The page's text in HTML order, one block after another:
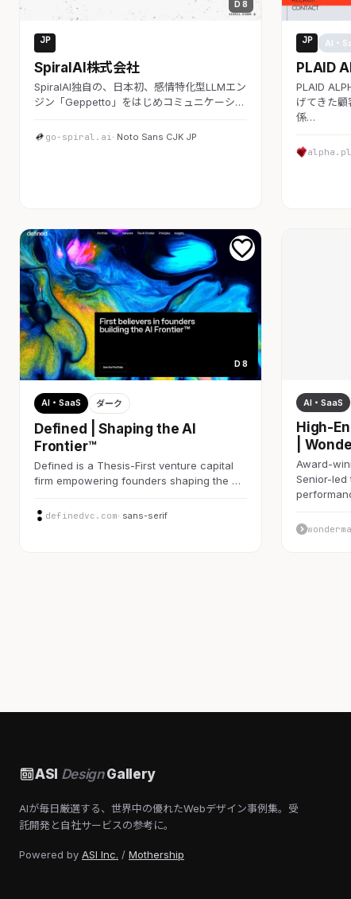
D 8
JP
SpiralAI株式会社
SpiralAI独自の、日本初、感情特化型LLMエン
ジン「Geppetto」をはじめコミュニケーシ…
go-spiral.ai · Noto Sans CJK JP
JP AI・
PLAID
PLAID
げてきた
係…
D 8
AI・SaaS ダーク
Defined | Shaping the AI
Frontier™
Defined is a Thesis-First venture capital
firm empowering founders shaping the …
definedvc.com· sans-serif
AI・SaaS
High-
|
Award-
Senior-led
ASI DesignGallery
AIが毎日厳選する、世界中の優れたWebデザイン事例集。受
託開発と自社サービスの参考に。
Powered by ASI Inc. / Mothership